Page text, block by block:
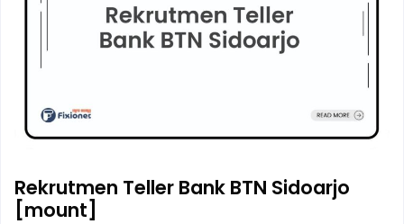
Rekrutmen Teller Bank BTN Sidoarjo
[mount]